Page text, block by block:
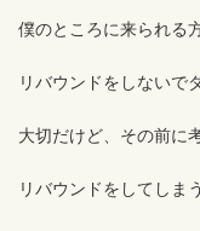
僕のところに来られる
リバウンドをしないで
大切だけど、その前に
リバウンドをしてしま